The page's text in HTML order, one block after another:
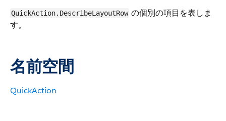
QuickAction.DescribeLayoutRow の個別の項目を表しま
す。
名前空間
QuickAction